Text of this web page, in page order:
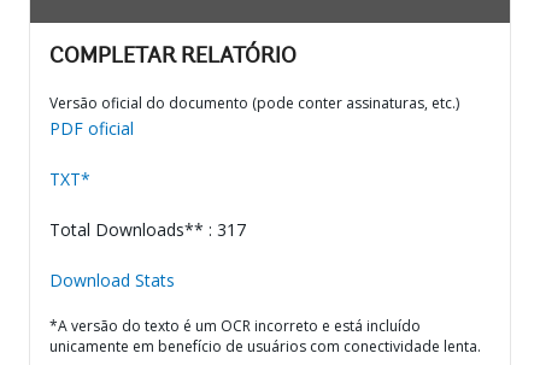
COMPLETAR RELATÓRIO
Versão oficial do documento (pode conter assinaturas, etc.)
PDF oficial
TXT*
Total Downloads** : 317
Download Stats
*A versão do texto é um OCR incorreto e está incluído
unicamente em benefício de usuários com conectividade lenta.